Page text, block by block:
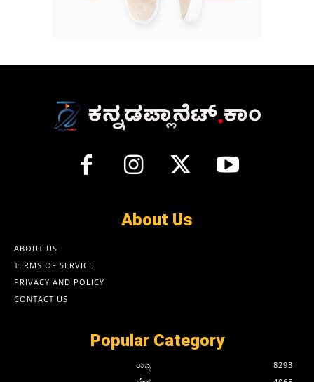
About Us
ABOUT US
TERMS OF SERVICE
PRIVACY AND POLICY
CONTACT US
Popular Category
ರಾಜ್ಯ
8293